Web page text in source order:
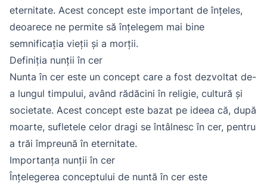
eternitate. Acest concept este important de înțeles,
deoarece ne permite să înțelegem mai bine
semnificația vieții și a morții.
Definiția nunții în cer
Nunta în cer este un concept care a fost dezvoltat de-
a lungul timpului, având rădăcini în religie, cultură și
societate. Acest concept este bazat pe ideea că, după
moarte, sufletele celor dragi se întâlnesc în cer, pentru
a trăi împreună în eternitate.
Importanța nunții în cer
Înțelegerea conceptului de nuntă în cer este